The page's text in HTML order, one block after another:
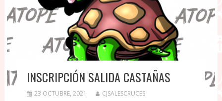
INSCRIPCIÓN SALIDA CASTAÑAS
23 OCTUBRE, 2021 CJSALESCRUCES